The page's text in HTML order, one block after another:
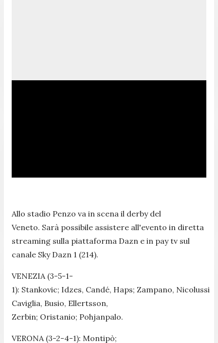
Allo stadio Penzo va in scena il derby del
Veneto. Sarà possibile assistere all'evento in diretta
streaming sulla piattaforma Dazn e in pay tv sul
canale Sky Dazn 1 (214).
VENEZIA (3-5-1-
1): Stankovic; Idzes, Candé, Haps; Zampano, Nicolussi
Caviglia, Busio, Ellertsson,
Zerbin; Oristanio; Pohjanpalo.
VERONA (3-2-4-1): Montipò;